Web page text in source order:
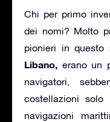
Chi per primo
dei nomi? Molto
pionieri in questo
Libano, erano un
navigatori,
costellazioni
navigazioni